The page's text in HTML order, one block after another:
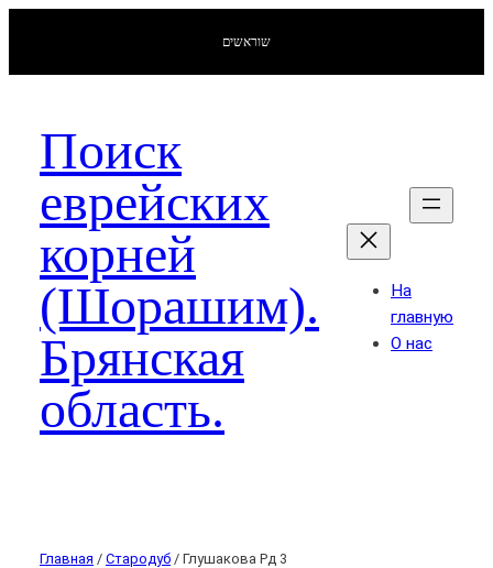
שוראשים
Поиск
еврейских
корней
(Шорашим).
Брянская
область.
На
главную
О нас
Главная / Стародуб / Глушакова Рд 3